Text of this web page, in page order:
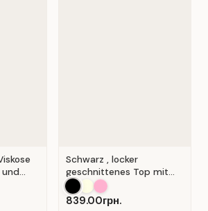
Schwarz , locker
geschnittenes Top mit
durchbrochener
Spitzeneinlage.
839.00грн.